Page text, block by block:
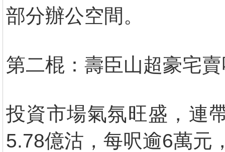
部分辦公空間。
第二棍：壽臣山超豪宅
投資市場氣氛旺盛，連
5.78億沽，每呎逾6萬元